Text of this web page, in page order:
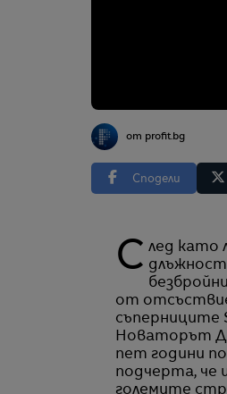
от profit.bg
Сподели
След като легендарният директор на Apple Стийв Джобс временно се оттегли от
от
съперниците
Новаторът
пет години
подчерта, че
големите